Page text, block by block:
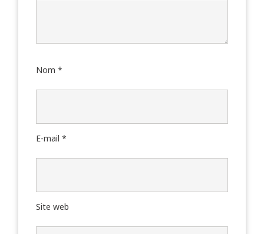
Nom *
E-mail *
Site web